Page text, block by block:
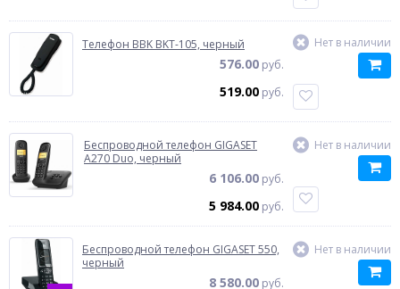
Телефон BBK BKT-105, черный
576.00 руб.
519.00 руб.
Нет в наличии
Беспроводной телефон GIGASET
A270 Duo, черный
6 106.00 руб.
5 984.00 руб.
Нет в наличии
Беспроводной телефон GIGASET 550,
черный
8 580.00 руб.
Нет в наличии